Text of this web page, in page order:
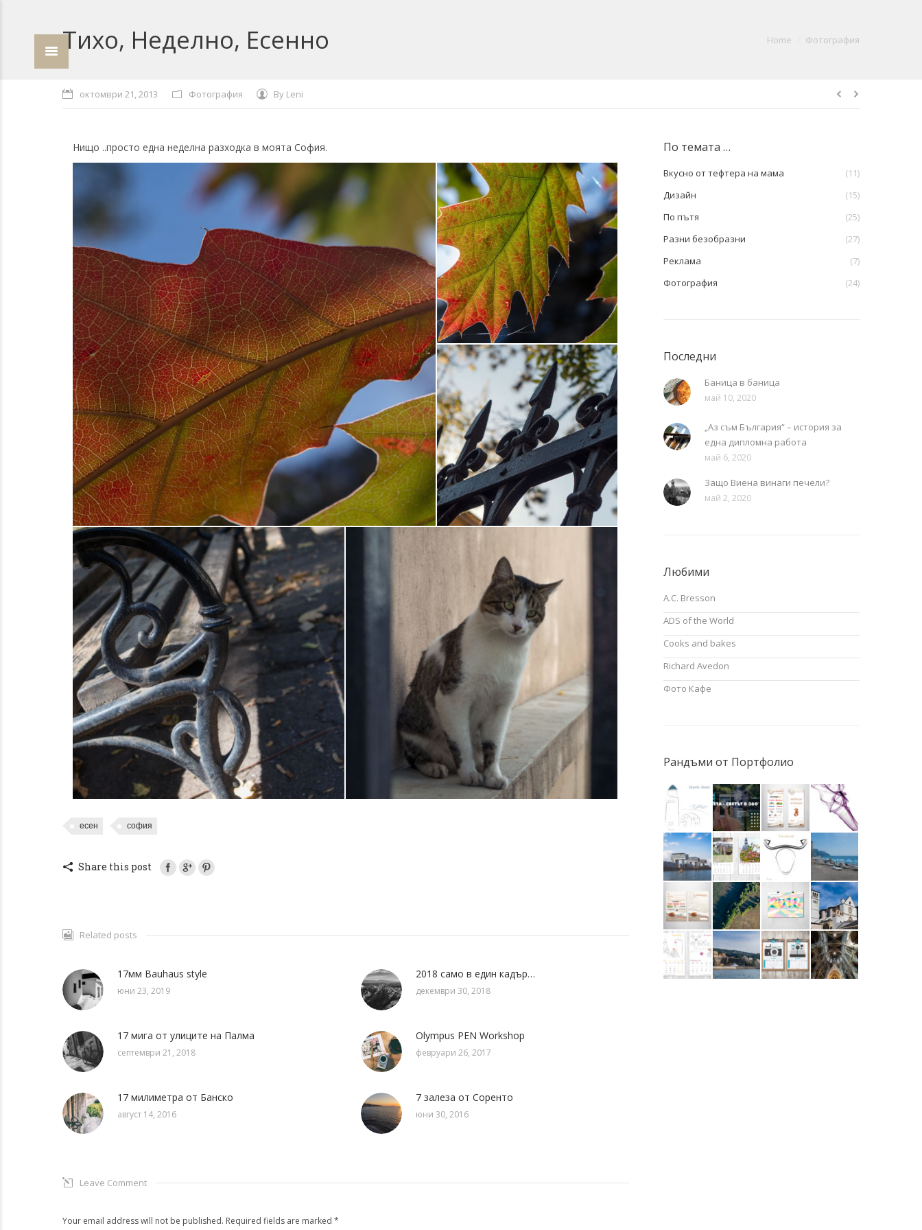
Тихо, Неделно, Есенно Home Фотография
октомври 21, 2013 Фотография By Leni
Нищо ..просто една неделна разходка в моята София.
есен софия
Share this post
Related posts
17мм Bauhaus style
юни 23, 2019
2018 само в един кадър…
декември 30, 2018
17 мига от улиците на Палма
септември 21, 2018
Olympus PEN Workshop
февруари 26, 2017
17 милиметра от Банско
август 14, 2016
7 залеза от Соренто
юни 30, 2016
Leave Comment
Your email address will not be published. Required fields are marked *
По темата …
Вкусно от тефтера на мама
(11)
Дизайн
(15)
По пътя
(25)
Разни безобразни
(27)
Реклама
(7)
Фотография
(24)
Последни
Баница в баница
май 10, 2020
„Аз съм България“ – история за
една дипломна работа
май 6, 2020
Защо Виена винаги печели?
май 2, 2020
Любими
A.C. Bresson
ADS of the World
Cooks and bakes
Richard Avedon
Фото Кафе
Рандъми от Портфолио